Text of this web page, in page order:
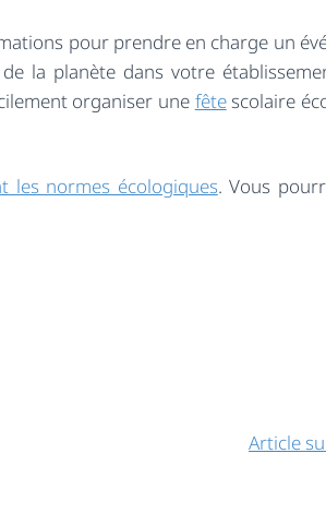
pour prendre en charge un
la planète dans votre
organiser une fêtescolaire
les normes écologiques. Vous
Article